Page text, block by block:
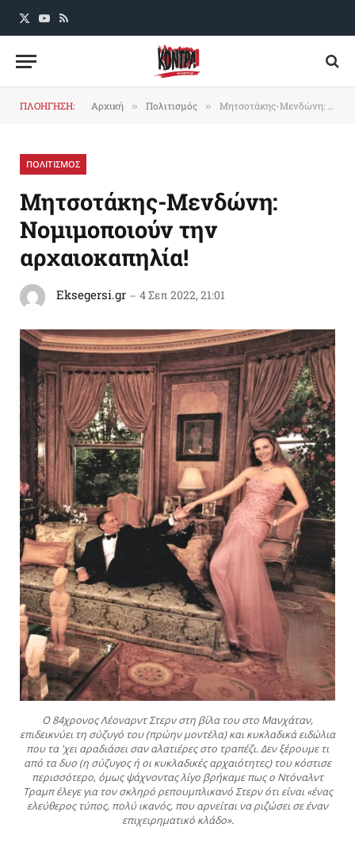
X
YouTube
RSS
ΠΛΟΗΓΗΣΗ: Αρχική » Πολιτισμός » Mητσοτάκης-Μενδώνη: Νομιμοποιούν την αρχαιοκαπηλία!
ΠΟΛΙΤΙΣΜΟΣ
Mητσοτάκης-Μενδώνη:
Νομιμοποιούν την
αρχαιοκαπηλία!
Eksegersi.gr 4 Σεπ 2022, 21:01
Ο 84χρονος Λέοναρντ Στερν στη βίλα του στο Μανχάταν,
επιδεικνύει τη σύζυγό του (πρώην μοντέλα) και κυκλαδικά ειδώλια
που τα 'χει αραδιάσει σαν αλατιέρες στο τραπέζι. Δεν ξέρουμε τι
από τα δυο (η σύζυγος ή οι κυκλαδικές αρχαιότητες) του κόστισε
περισσότερο, όμως ψάχνοντας λίγο βρήκαμε πως ο Ντόναλντ
Τραμπ έλεγε για τον σκληρό ρεπουμπλικανό Στερν ότι είναι «ένας
ελεύθερος τύπος, πολύ ικανός, που αρνείται να ριζώσει σε έναν
επιχειρηματικό κλάδο».